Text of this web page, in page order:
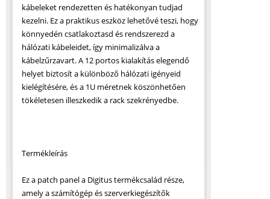
kábeleket rendezetten és hatékonyan tudjad
kezelni. Ez a praktikus eszköz lehetővé teszi, hogy
könnyedén csatlakoztasd és rendszerezd a
hálózati kábeleidet, így minimalizálva a
kábelzűrzavart. A 12 portos kialakítás elegendő
helyet biztosít a különböző hálózati igényeid
kielégítésére, és a 1U méretnek köszönhetően
tökéletesen illeszkedik a rack szekrényedbe.
Termékleírás
Ez a patch panel a Digitus termékcsalád része,
amely a számítógép és szerverkiegészítők